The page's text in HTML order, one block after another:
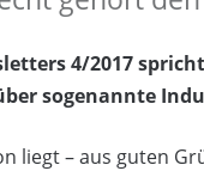
4/2017
sogenannte
liegt – aus guten